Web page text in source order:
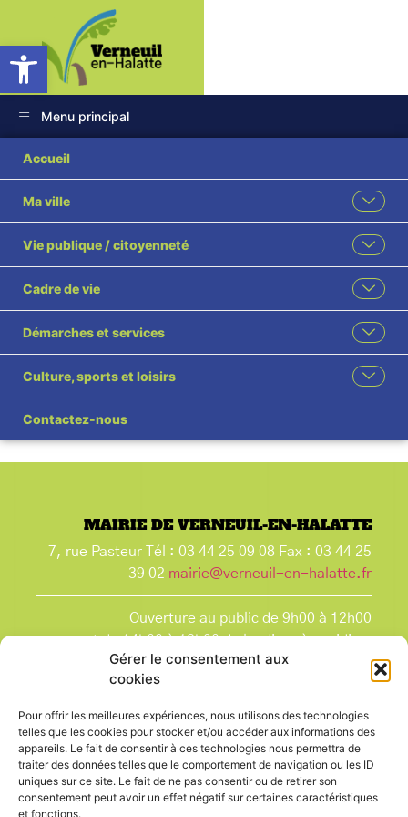
Ouvrir la barre d’outils
Gérer le consentement aux
cookies
Pour offrir les meilleures expériences, nous utilisons des technologies
telles que les cookies pour stocker et/ou accéder aux informations des
appareils. Le fait de consentir à ces technologies nous permettra de
traiter des données telles que le comportement de navigation ou les ID
uniques sur ce site. Le fait de ne pas consentir ou de retirer son
consentement peut avoir un effet négatif sur certaines caractéristiques
et fonctions.
Menu principal
Accueil
Ma ville
Vie publique / citoyenneté
Cadre de vie
Démarches et services
Culture, sports et loisirs
Contactez-nous
MAIRIE DE VERNEUIL-EN-HALATTE
7, rue Pasteur Tél : 03 44 25 09 08 Fax : 03 44 25
39 02 mairie@verneuil-en-halatte.fr
Ouverture au public de 9h00 à 12h00
et de 14h00 à 18h00 du lundi après-midi au
vendredi,
et le samedi de 9h00 à 12h00.
que les jours fériés.